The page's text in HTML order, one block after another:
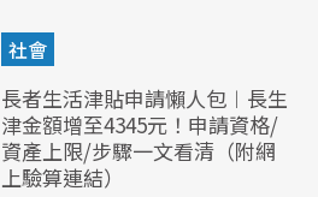
社會
長者生活津貼申請懶人包︱長生
津金額增至4345元！申請資格/
資產上限/步驟一文看清（附網
上驗算連結）